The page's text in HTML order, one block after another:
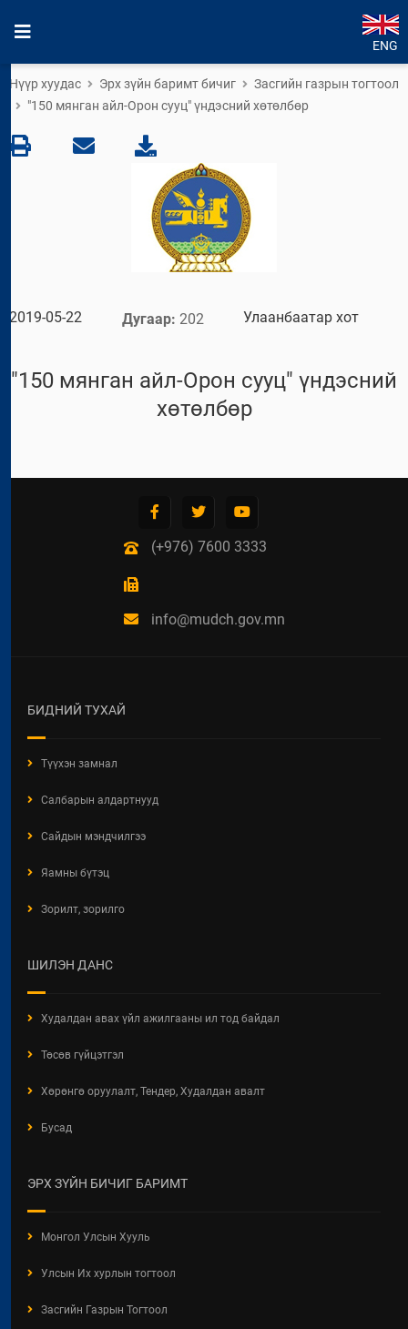
ENG
Нүүр хуудас Эрх зүйн баримт бичиг
Засгийн газрын тогтоол
"150 мянган айл-Орон сууц" үндэсний хөтөлбөр
2019-05-22 Дугаар: 202 Улаанбаатар хот
"150 мянган айл-Орон сууц" үндэсний
хөтөлбөр
(+976) 7600 3333
info@mudch.gov.mn
БИДНИЙ ТУХАЙ
Түүхэн замнал
Салбарын алдартнууд
Сайдын мэндчилгээ
Яамны бүтэц
Зорилт, зорилго
ШИЛЭН ДАНС
Худалдан авах үйл ажилгааны ил тод байдал
Төсөв гүйцэтгэл
Хөрөнгө оруулалт, Тендер, Худалдан авалт
Бусад
ЭРХ ЗҮЙН БИЧИГ БАРИМТ
Монгол Улсын Хууль
Улсын Их хурлын тогтоол
Засгийн Газрын Тогтоол